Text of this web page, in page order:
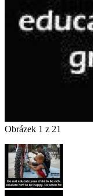
Obrázek 1 z 21